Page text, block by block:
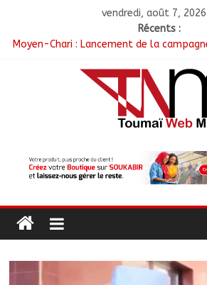
vendredi, août 7, 2026
Récents :
Moyen-Chari : Lancement de la
Barh-Koh : Le MPS installe ses
Borkou : Recrudescence des braquages
N’Djamena : Le maire intensifie le suivi
Moyen-Chari : Les nouveaux bacheliers
avenir